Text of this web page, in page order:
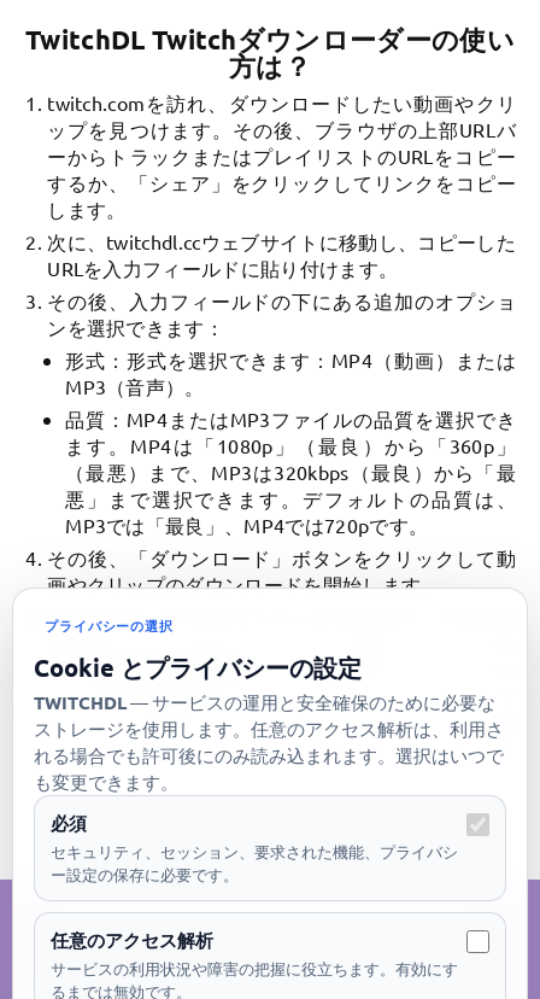
TwitchDL Twitchダウンローダーの使い
方は？
twitch.comを訪れ、ダウンロードしたい動画やクリ
ップを見つけます。その後、ブラウザの上部URLバ
ーからトラックまたはプレイリストのURLをコピー
するか、「シェア」をクリックしてリンクをコピー
します。
次に、twitchdl.ccウェブサイトに移動し、コピーした
URLを入力フィールドに貼り付けます。
その後、入力フィールドの下にある追加のオプショ
ンを選択できます：
形式：形式を選択できます：MP4（動画）または
MP3（音声）。
品質：MP4またはMP3ファイルの品質を選択でき
ます。MP4は「1080p」（最良）から「360p」
（最悪）まで、MP3は320kbps（最良）から「最
悪」まで選択できます。デフォルトの品質は、
MP3では「最良」、MP4では720pです。
その後、「ダウンロード」ボタンをクリックして動
画やクリップのダウンロードを開始します。
動画やクリップがダウンロードされると、それは自
ードが自動的に開始されなかった場合、「ダウンロ
ード完了」画面で「ダウンロード」ボタンを押して
ください。別のトラックやプレイリストをダウンロ
ードするには、「別のダウンロード」ボタンをクリ
ックします。
プライバシーの選択
Cookie とプライバシーの設定
TWITCHDL— サービスの運用と安全確保のために必要な
ストレージを使用します。任意のアクセス解析は、利用さ
れる場合でも許可後にのみ読み込まれます。選択はいつで
も変更できます。
必須
セキュリティ、セッション、要求された機能、プライバシ
ー設定の保存に必要です。
任意のアクセス解析
サービスの利用状況や障害の把握に役立ちます。有効にす
るまでは無効です。
©2026 twitchdl.cc